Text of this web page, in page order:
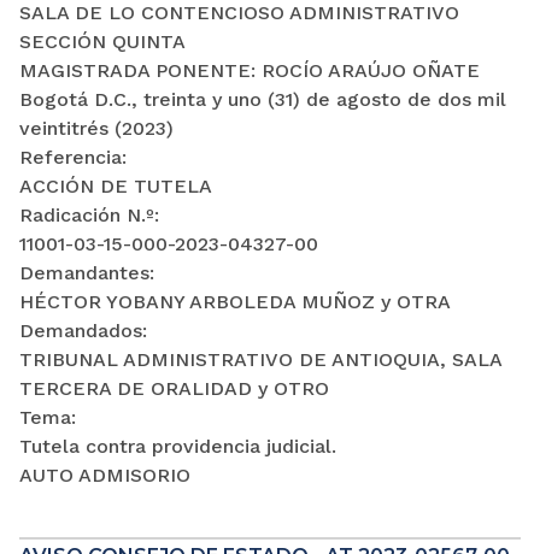
SALA DE LO CONTENCIOSO ADMINISTRATIVO
SECCIÓN QUINTA
MAGISTRADA PONENTE: ROCÍO ARAÚJO OÑATE
Bogotá D.C., treinta y uno (31) de agosto de dos mil
veintitrés (2023)
Referencia:
ACCIÓN DE TUTELA
Radicación N.º:
11001-03-15-000-2023-04327-00
Demandantes:
HÉCTOR YOBANY ARBOLEDA MUÑOZ y OTRA
Demandados:
TRIBUNAL ADMINISTRATIVO DE ANTIOQUIA, SALA
TERCERA DE ORALIDAD y OTRO
Tema:
Tutela contra providencia judicial.
AUTO ADMISORIO